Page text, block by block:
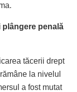
penală
tăcerii drept
la nivelul
a fost mutat